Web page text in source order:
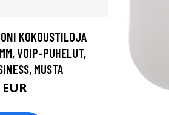
KOKOUSTILOJA
VOIP-PUHELUT,
MUSTA